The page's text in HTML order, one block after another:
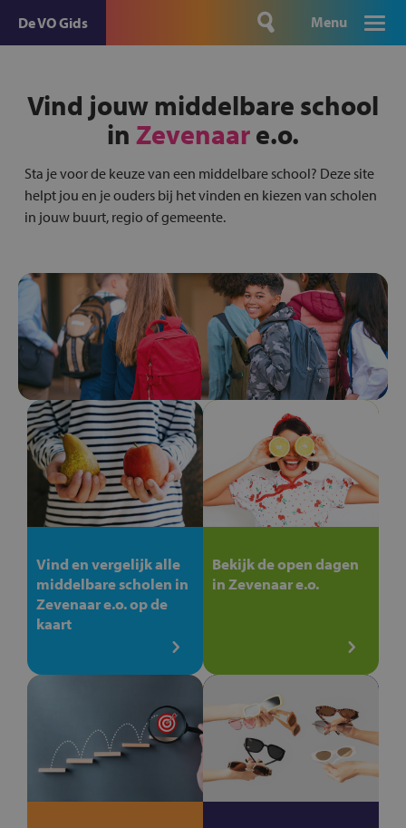
De VO Gids Menu
Vind jouw middelbare school
in Zevenaare.o.
Sta je voor de keuze van een middelbare school? Deze site
helpt jou en je ouders bij het vinden en kiezen van scholen
in jouw buurt, regio of gemeente.
Vind en vergelijk alle
middelbare scholen in
Zevenaar e.o. op de
kaart
Bekijk de open dagen
in Zevenaar e.o.